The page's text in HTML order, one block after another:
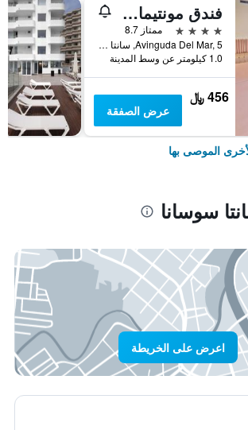
فندق مونتيمار ماريتيم
4 نجوم
ممتاز 8.7
Avinguda Del Mar, 5, سانتا سوسانا, كاتالونيا, أسبانيا
1.0 كيلومتر عن وسط المدينة
456 ﷼
عرض الصفقة
الموصى بها
سوسانا
اعرض على الخريطة